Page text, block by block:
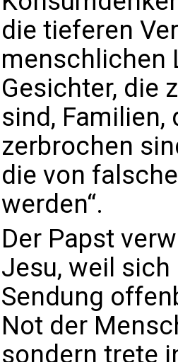
die tieferen
menschlichen
Gesichter, die
sind, Familien,
zerbrochen
die von
werden“.
Der Papst
Jesu, weil
Sendung
Not der
sondern trete